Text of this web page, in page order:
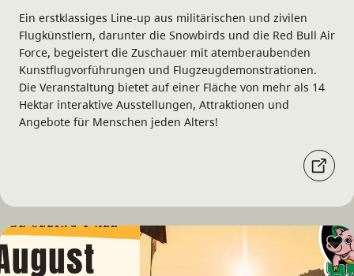
Ein erstklassiges Line-up aus militärischen und zivilen
Flugkünstlern, darunter die Snowbirds und die Red Bull Air
Force, begeistert die Zuschauer mit atemberaubenden
Kunstflugvorführungen und Flugzeugdemonstrationen.
Die Veranstaltung bietet auf einer Fläche von mehr als 14
Hektar interaktive Ausstellungen, Attraktionen und
Angebote für Menschen jeden Alters!